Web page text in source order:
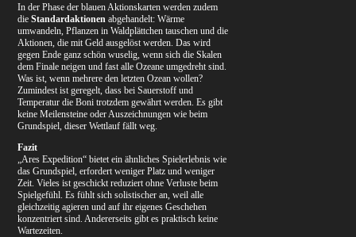
In der Phase der blauen Aktionskarten werden zudem
dieStandardaktionen abgehandelt: Wärme
umwandeln, Pflanzen in Waldplättchen tauschen und die
Aktionen, die mit Geld ausgelöst werden. Das wird
gegen Ende ganz schön wuselig, wenn sich die Skalen
dem Finale neigen und fast alle Ozeane umgedreht sind.
Was ist, wenn mehrere den letzten Ozean wollen?
Zumindest ist geregelt, dass bei Sauerstoff und
Temperatur die Boni trotzdem gewährt werden. Es gibt
keine Meilensteine oder Auszeichnungen wie beim
Grundspiel, dieser Wettlauf fällt weg.
Fazit
„Ares Expedition“ bietet ein ähnliches Spielerlebnis wie
das Grundspiel, erfordert weniger Platz und weniger
Zeit. Vieles ist geschickt reduziert ohne Verluste beim
Spielgefühl. Es fühlt sich solistischer an, weil alle
gleichzeitig agieren und auf ihr eigenes Geschehen
konzentriert sind. Andererseits gibt es praktisch keine
Wartezeiten.